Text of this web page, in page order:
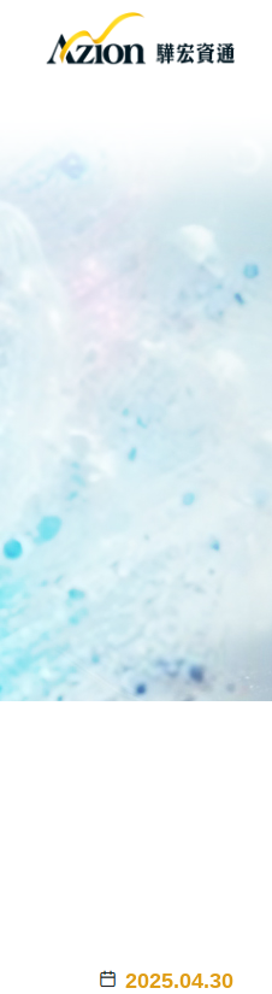
2025.04.30